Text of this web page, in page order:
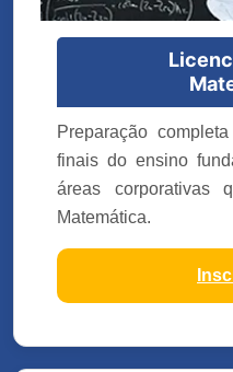
Preparação
finais do ensino
áreas corporativas
Matemática.